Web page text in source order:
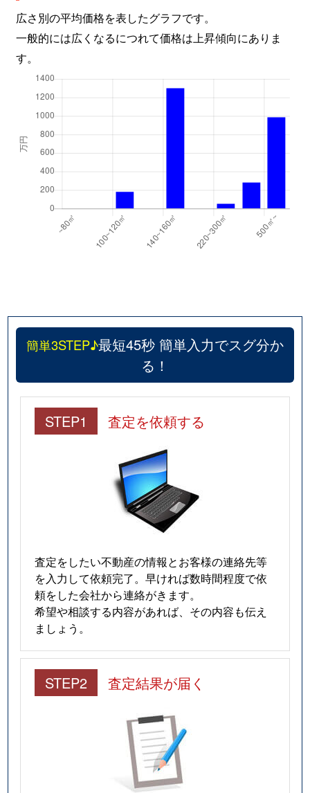
広さ別の平均価格を表したグラフです。
一般的には広くなるにつれて価格は上昇傾向にありま
す。
簡単3STEP♪最短45秒 簡単入力でスグ分か
る！
STEP1 査定を依頼する
査定をしたい不動産の情報とお客様の連絡先等
を入力して依頼完了。早ければ数時間程度で依
頼をした会社から連絡がきます。
希望や相談する内容があれば、その内容も伝え
ましょう。
STEP2 査定結果が届く